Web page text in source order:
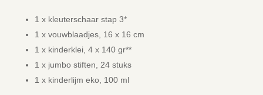
1 x kleuterschaar stap 3*
1 x vouwblaadjes, 16 x 16 cm
1 x kinderklei, 4 x 140 gr**
1 x jumbo stiften, 24 stuks
1 x kinderlijm eko, 100 ml